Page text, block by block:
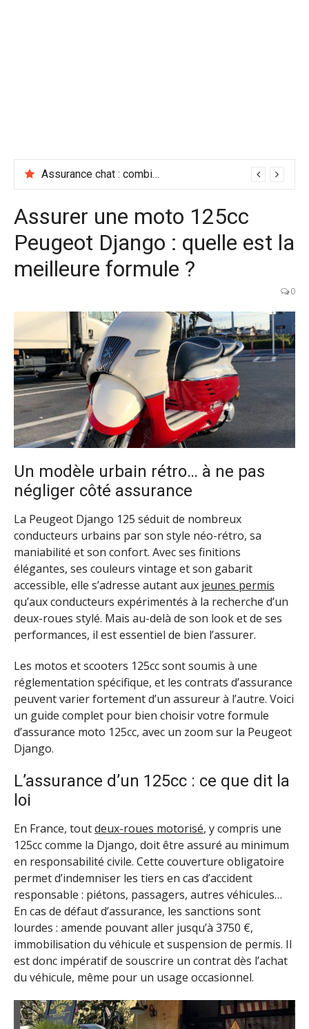
Assurance chat : combien coûte vraiment une bonne mutuelle ?
Assurer une moto 125cc
Peugeot Django : quelle est la
meilleure formule ?
0
Un modèle urbain rétro… à ne pas
négliger côté assurance
La Peugeot Django 125 séduit de nombreux
conducteurs urbains par son style néo-rétro, sa
maniabilité et son confort. Avec ses finitions
élégantes, ses couleurs vintage et son gabarit
accessible, elle s’adresse autant aux jeunes permis
qu’aux conducteurs expérimentés à la recherche d’un
deux-roues stylé. Mais au-delà de son look et de ses
performances, il est essentiel de bien l’assurer.
Les motos et scooters 125cc sont soumis à une
réglementation spécifique, et les contrats d’assurance
peuvent varier fortement d’un assureur à l’autre. Voici
un guide complet pour bien choisir votre formule
d’assurance moto 125cc, avec un zoom sur la Peugeot
Django.
L’assurance d’un 125cc : ce que dit la
loi
En France, toutdeux-roues motorisé, y compris une
125cc comme la Django, doit être assuré au minimum
en responsabilité civile. Cette couverture obligatoire
permet d’indemniser les tiers en cas d’accident
responsable : piétons, passagers, autres véhicules…
En cas de défaut d’assurance, les sanctions sont
lourdes : amende pouvant aller jusqu’à 3750 €,
immobilisation du véhicule et suspension de permis. Il
est donc impératif de souscrire un contrat dès l’achat
du véhicule, même pour un usage occasionnel.